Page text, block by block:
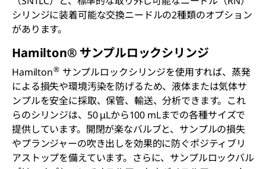
シリンジに装着可能な交換ニードルの2種類のオプション
があります。
Hamilton® サンプルロックシリンジ
Hamilton® サンプルロックシリンジを使用すれば、蒸発
による損失や環境汚染を防げるため、液体または気体サ
ンプルを安全に採取、保管、輸送、分析できます。これ
らのシリンジは、50 μLから100 mLまでの各種サイズで
提供しています。開閉が楽なバルブと、サンプルの損失
やプランジャーの吹き出しを効果的に防ぐポジティブリ
アストップを備えています。さらに、サンプルロックバル